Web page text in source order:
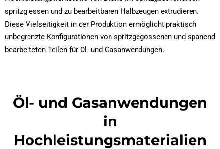
spritzgiessen und zu bearbeitbaren Halbzeugen extrudieren.
Diese Vielseitigkeit in der Produktion ermöglicht praktisch
unbegrenzte Konfigurationen von spritzgegossenen und spanend
bearbeiteten Teilen für Öl- und Gasanwendungen.
Öl- und Gasanwendungen
in
Hochleistungsmaterialien